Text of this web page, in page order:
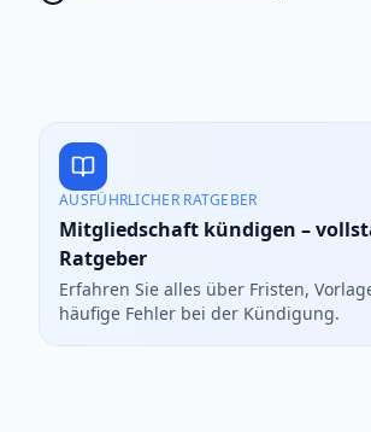
AUSFÜHRLICHER RATGEBER
Mitgliedschaft kündigen –
Ratgeber
Erfahren Sie alles über Fristen,
häufige Fehler bei der Kündigung.